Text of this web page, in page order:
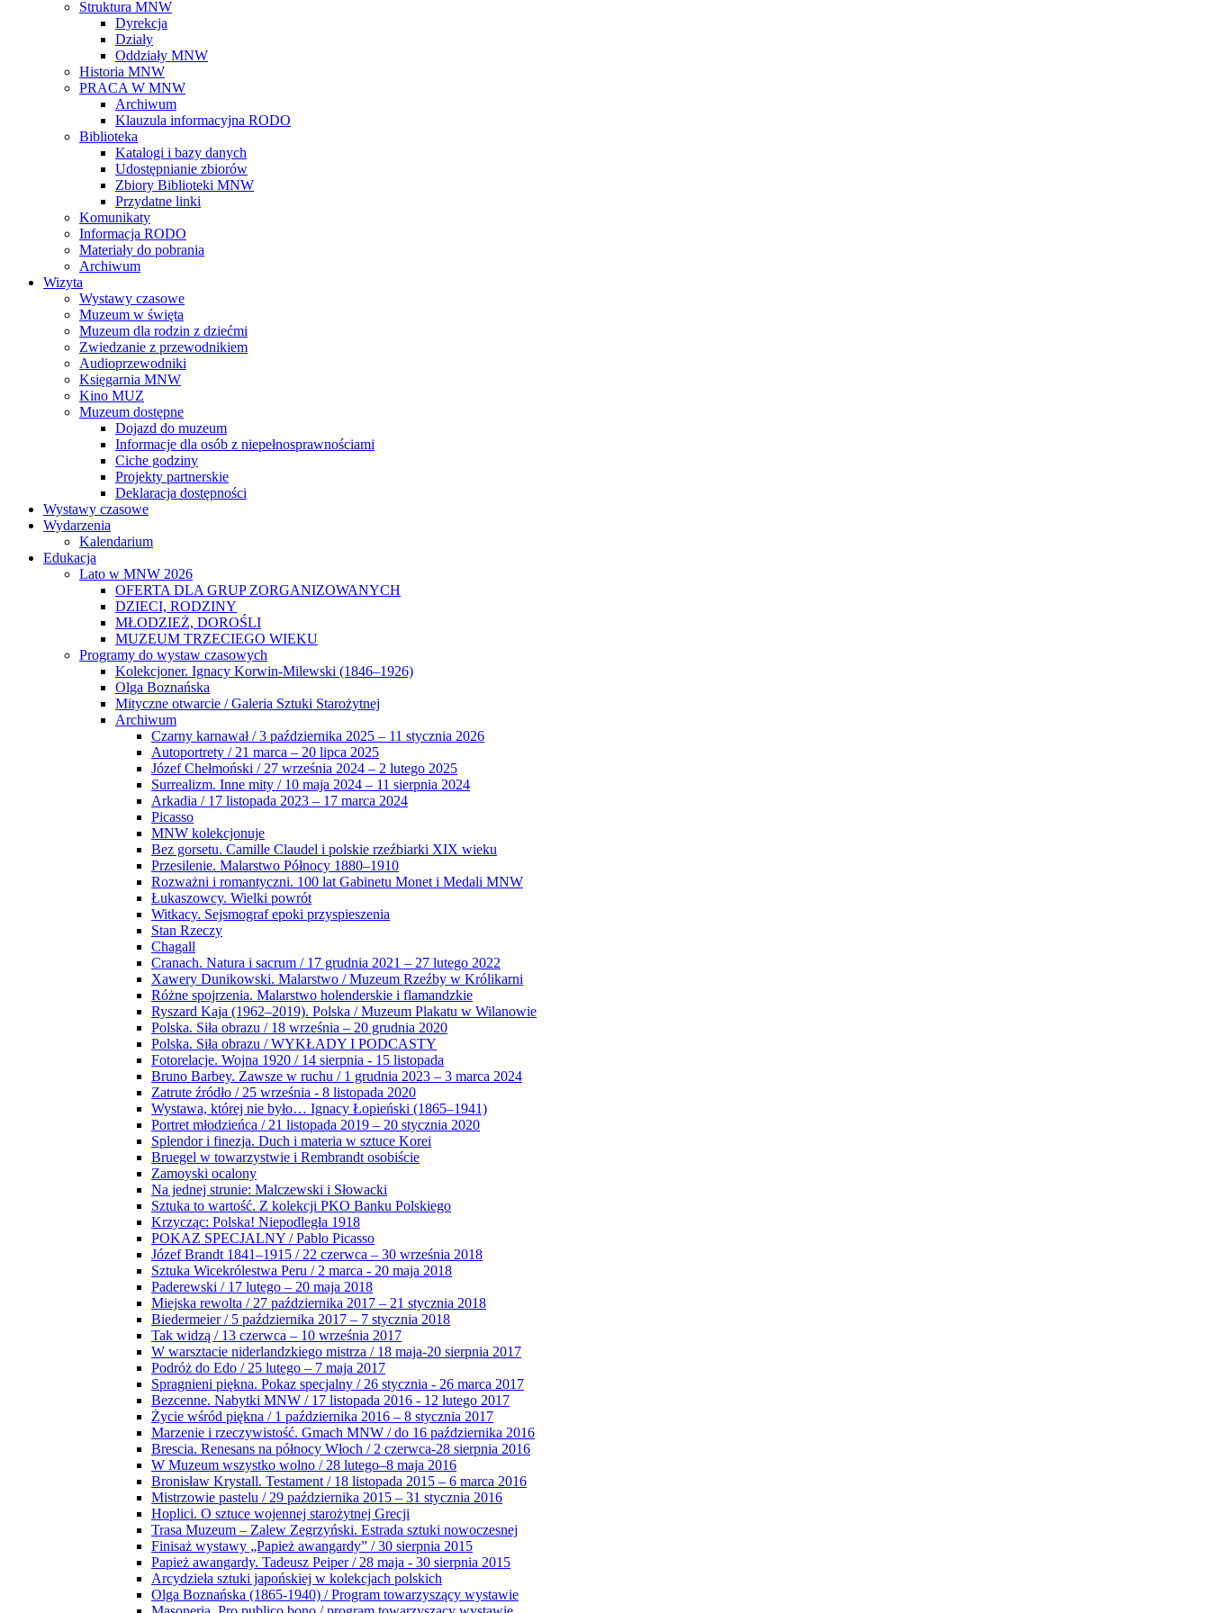
Struktura MNW
Dyrekcja
Działy
Oddziały MNW
Historia MNW
PRACA W MNW
Archiwum
Klauzula informacyjna RODO
Biblioteka
Katalogi i bazy danych
Udostępnianie zbiorów
Zbiory Biblioteki MNW
Przydatne linki
Komunikaty
Informacja RODO
Materiały do pobrania
Archiwum
Wizyta
Wystawy czasowe
Muzeum w święta
Muzeum dla rodzin z dziećmi
Zwiedzanie z przewodnikiem
Audioprzewodniki
Księgarnia MNW
Kino MUZ
Muzeum dostępne
Dojazd do muzeum
Informacje dla osób z niepełnosprawnościami
Ciche godziny
Projekty partnerskie
Deklaracja dostępności
Wystawy czasowe
Wydarzenia
Kalendarium
Edukacja
Lato w MNW 2026
OFERTA DLA GRUP ZORGANIZOWANYCH
DZIECI, RODZINY
MŁODZIEŻ, DOROŚLI
MUZEUM TRZECIEGO WIEKU
Programy do wystaw czasowych
Kolekcjoner. Ignacy Korwin-Milewski (1846–1926)
Olga Boznańska
Mityczne otwarcie / Galeria Sztuki Starożytnej
Archiwum
Czarny karnawał / 3 października 2025 – 11 stycznia 2026
Autoportrety / 21 marca – 20 lipca 2025
Józef Chełmoński / 27 września 2024 – 2 lutego 2025
Surrealizm. Inne mity / 10 maja 2024 – 11 sierpnia 2024
Arkadia / 17 listopada 2023 – 17 marca 2024
Picasso
MNW kolekcjonuje
Bez gorsetu. Camille Claudel i polskie rzeźbiarki XIX wieku
Przesilenie. Malarstwo Północy 1880–1910
Rozważni i romantyczni. 100 lat Gabinetu Monet i Medali MNW
Łukaszowcy. Wielki powrót
Witkacy. Sejsmograf epoki przyspieszenia
Stan Rzeczy
Chagall
Cranach. Natura i sacrum / 17 grudnia 2021 – 27 lutego 2022
Xawery Dunikowski. Malarstwo / Muzeum Rzeźby w Królikarni
Różne spojrzenia. Malarstwo holenderskie i flamandzkie
Ryszard Kaja (1962–2019). Polska / Muzeum Plakatu w Wilanowie
Polska. Siła obrazu / 18 września – 20 grudnia 2020
Polska. Siła obrazu / WYKŁADY I PODCASTY
Fotorelacje. Wojna 1920 / 14 sierpnia - 15 listopada
Bruno Barbey. Zawsze w ruchu / 1 grudnia 2023 – 3 marca 2024
Zatrute źródło / 25 września - 8 listopada 2020
Wystawa, której nie było… Ignacy Łopieński (1865–1941)
Portret młodzieńca / 21 listopada 2019 – 20 stycznia 2020
Splendor i finezja. Duch i materia w sztuce Korei
Bruegel w towarzystwie i Rembrandt osobiście
Zamoyski ocalony
Na jednej strunie: Malczewski i Słowacki
Sztuka to wartość. Z kolekcji PKO Banku Polskiego
Krzycząc: Polska! Niepodległa 1918
POKAZ SPECJALNY / Pablo Picasso
Józef Brandt 1841–1915 / 22 czerwca – 30 września 2018
Sztuka Wicekrólestwa Peru / 2 marca - 20 maja 2018
Paderewski / 17 lutego – 20 maja 2018
Miejska rewolta / 27 października 2017 – 21 stycznia 2018
Biedermeier / 5 października 2017 – 7 stycznia 2018
Tak widzą / 13 czerwca – 10 września 2017
W warsztacie niderlandzkiego mistrza / 18 maja-20 sierpnia 2017
Podróż do Edo / 25 lutego – 7 maja 2017
Spragnieni piękna. Pokaz specjalny / 26 stycznia - 26 marca 2017
Bezcenne. Nabytki MNW / 17 listopada 2016 - 12 lutego 2017
Życie wśród piękna / 1 października 2016 – 8 stycznia 2017
Marzenie i rzeczywistość. Gmach MNW / do 16 października 2016
Brescia. Renesans na północy Włoch / 2 czerwca-28 sierpnia 2016
W Muzeum wszystko wolno / 28 lutego–8 maja 2016
Bronisław Krystall. Testament / 18 listopada 2015 – 6 marca 2016
Mistrzowie pastelu / 29 października 2015 – 31 stycznia 2016
Hoplici. O sztuce wojennej starożytnej Grecji
Trasa Muzeum – Zalew Zegrzyński. Estrada sztuki nowoczesnej
Finisaż wystawy „Papież awangardy” / 30 sierpnia 2015
Papież awangardy. Tadeusz Peiper / 28 maja - 30 sierpnia 2015
Arcydzieła sztuki japońskiej w kolekcjach polskich
Olga Boznańska (1865-1940) / Program towarzyszący wystawie